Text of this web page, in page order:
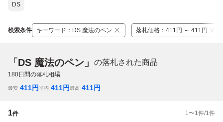
DS
検索条件 キーワード ： DS 魔法のペン 落札価格 ： 411円 ～ 411円
「DS 魔法のペン」 の落札された商品
180日間の落札相場
最安 411円平均 411円最高 411円
1件 1 〜1 件/1 件